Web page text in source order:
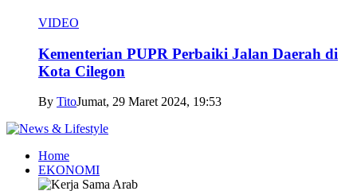
VIDEO
Kementerian PUPR Perbaiki Jalan Daerah di
Kota Cilegon
By TitoJumat, 29 Maret 2024, 19:53
Home
EKONOMI